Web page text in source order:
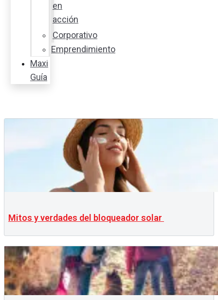
en
acción
Corporativo
Emprendimiento
Maxi
Guía
Mitos y verdades del bloqueador solar